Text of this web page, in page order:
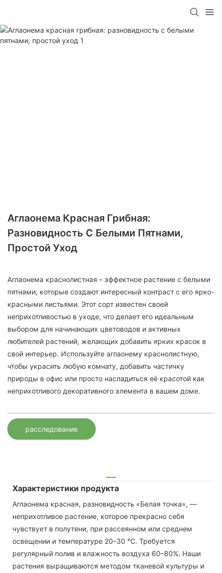
Аглаонема Красная Грибная:
Разновидность С Белыми Пятнами,
Простой Уход
Аглаонема краснолистная – эффектное растение с белыми
пятнами, которые создают интересный контраст с его ярко-
красными листьями. Этот сорт известен своей
неприхотливостью в уходе, что делает его идеальным
выбором для начинающих цветоводов и активных
любителей растений, желающих добавить ярких красок в
свой интерьер. Используйте аглаонему краснолистную,
чтобы украсить любую комнату, добавить частичку
природы в офис или просто насладиться её красотой как
неприхотливого декоративного элемента в вашем доме.
расследование
Характеристики продукта
Аглаонема красная, разновидность «Белая точка», —
неприхотливое растение, которое прекрасно себя
чувствует в полутени, при рассеянном или среднем
освещении и температуре 20–30 °C. Требуется
регулярный полив и влажность воздуха 60–80%. Наши
растения выращиваются методом тканевой культуры и